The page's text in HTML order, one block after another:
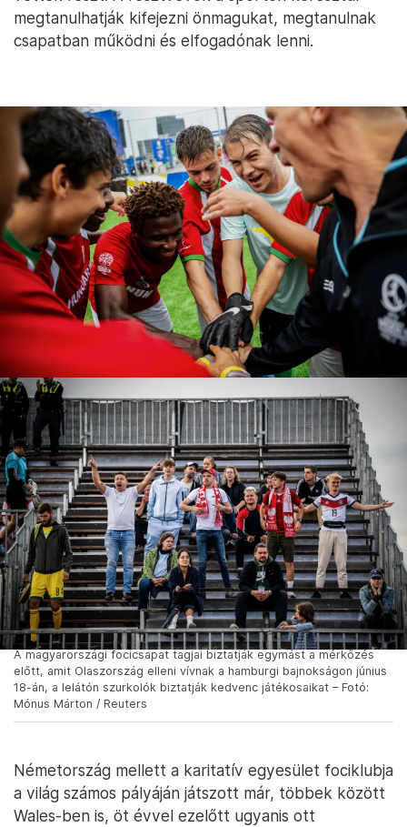
megtanulhatják kifejezni önmagukat, megtanulnak
csapatban működni és elfogadónak lenni.
A magyarországi focicsapat tagjai biztatják egymást a mérkőzés
előtt, amit Olaszország elleni vívnak a hamburgi bajnokságon június
18-án, a lelátón szurkolók biztatják kedvenc játékosaikat – Fotó:
Mónus Márton / Reuters
Németország mellett a karitatív egyesület fociklubja
a világ számos pályáján játszott már, többek között
Wales-ben is, öt évvel ezelőtt ugyanis ott